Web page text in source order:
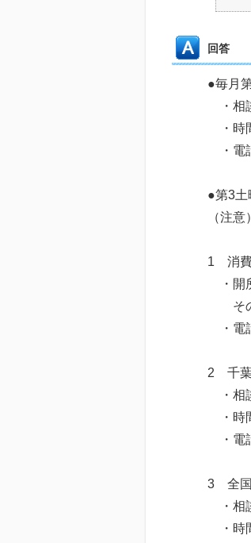
回答
●毎月
・相
・時
・電
●第3土
（注
1 消費
・開
その
・電
2 千葉
・相
・時
・電
3 全国
・相
・時